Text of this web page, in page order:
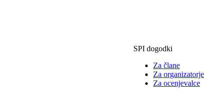
SPI dogodki
Za člane
Za organizatorje
Za ocenjevalce